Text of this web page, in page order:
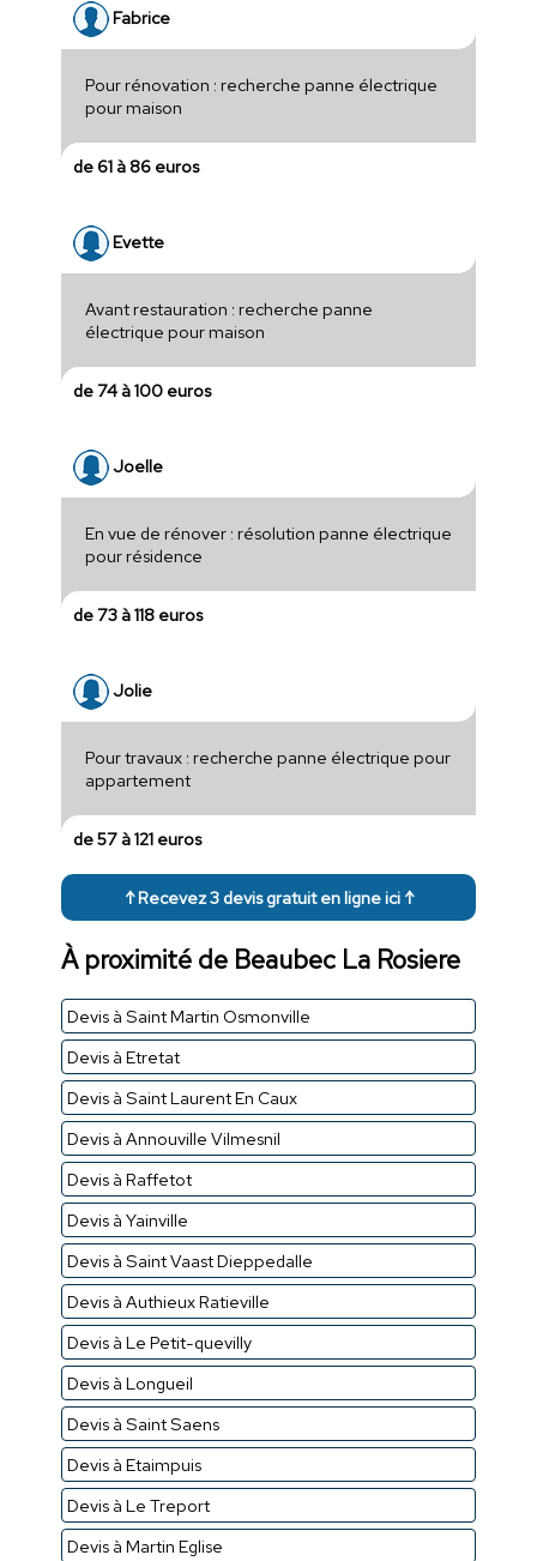
Fabrice
Pour rénovation : recherche panne électrique
pour maison
de 61 à 86 euros
Evette
Avant restauration : recherche panne
électrique pour maison
de 74 à 100 euros
Joelle
En vue de rénover : résolution panne électrique
pour résidence
de 73 à 118 euros
Jolie
Pour travaux : recherche panne électrique pour
appartement
de 57 à 121 euros
↑ Recevez 3 devis gratuit en ligne ici ↑
À proximité de Beaubec La Rosiere
Devis à Saint Martin Osmonville
Devis à Etretat
Devis à Saint Laurent En Caux
Devis à Annouville Vilmesnil
Devis à Raffetot
Devis à Yainville
Devis à Saint Vaast Dieppedalle
Devis à Authieux Ratieville
Devis à Le Petit-quevilly
Devis à Longueil
Devis à Saint Saens
Devis à Etaimpuis
Devis à Le Treport
Devis à Martin Eglise